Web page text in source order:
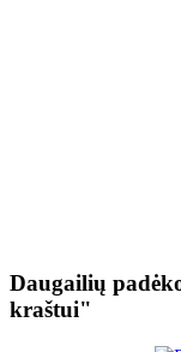
Daugailių
kraštui"